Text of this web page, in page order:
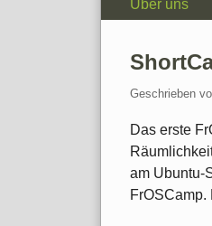
Über uns
Geschrieben
Das erste
am Ubuntu-
FrOSCamp.